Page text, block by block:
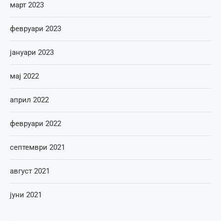
март 2023
февруари 2023
јануари 2023
мај 2022
април 2022
февруари 2022
септември 2021
август 2021
јуни 2021